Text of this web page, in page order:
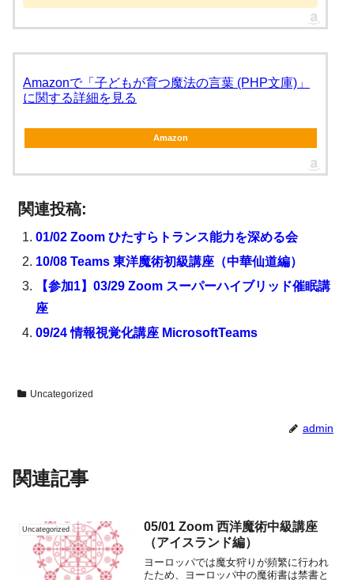
Amazonで「子どもが育つ魔法の言葉 (PHP文庫)」
に関する詳細を見る
Amazon
関連投稿:
01/02 Zoom ひたすらトランス能力を深める会
10/08 Teams 東洋魔術初級講座（中華仙道編）
【参加1】03/29 Zoom スーパーハイブリッド催眠講
座
09/24 情報視覚化講座 MicrosoftTeams
Uncategorized
admin
関連記事
Uncategorized
05/01 Zoom 西洋魔術中級講座
（アイスランド編）
ヨーロッパでは魔女狩りが頻繁に行われ
たため、ヨーロッパ中の魔術書は禁書と